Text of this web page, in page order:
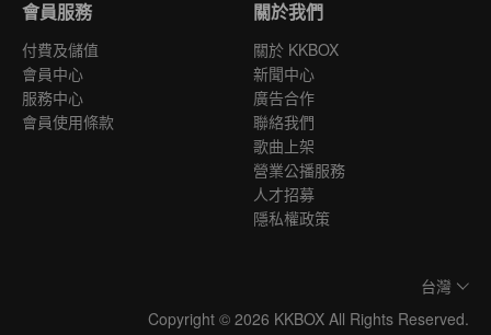
會員服務
付費及儲值
會員中心
服務中心
會員使用條款
關於我們
關於 KKBOX
新聞中心
廣告合作
聯絡我們
歌曲上架
營業公播服務
人才招募
隱私權政策
台灣
Copyright © 2026 KKBOX All Rights Reserved.